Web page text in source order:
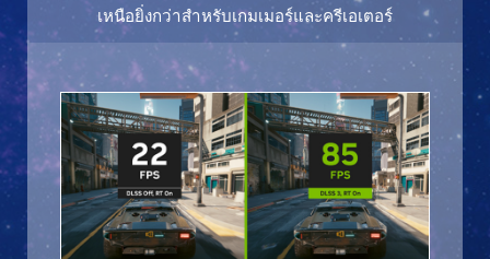
เหนือยิ่งกว่าสำหรับเกมเมอร์และครีเอเตอร์